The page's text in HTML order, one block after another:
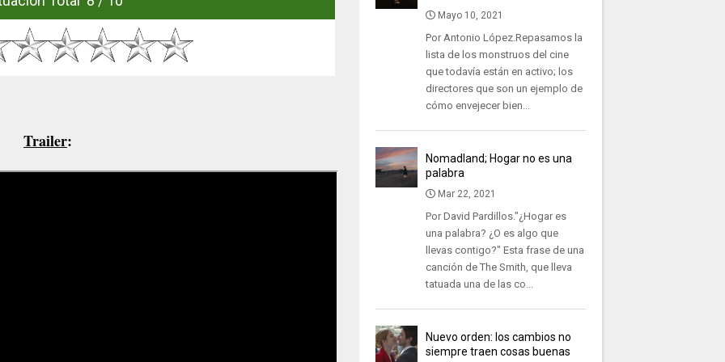
Trailer:
Mayo 10, 2021
Por Antonio López.Repasamos la
lista de los monstruos del cine
que todavía están en activo; los
directores que son un ejemplo de
cómo envejecer bien...
Nomadland; Hogar no es una
palabra
Mar 22, 2021
Por David Pardillos."¿Hogar es
una palabra? ¿O es algo que
llevas contigo?" Esta frase de una
canción de The Smith, que lleva
tatuada una de las co...
Nuevo orden: los cambios no
siempre traen cosas buenas